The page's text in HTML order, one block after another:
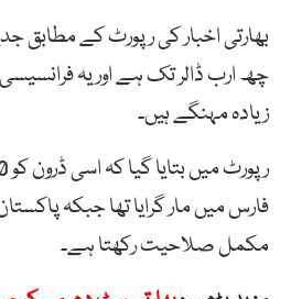
بھارتی اخبار کی رپورٹ کے مطابق
چھ ارب ڈالر تک ہے اور یہ
زیادہ مہنگے ہیں۔
فارس میں مار گرایا تھا جبکہ
مکمل صلاحیت رکھتا ہے۔